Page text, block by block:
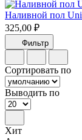
Наливной пол
325,00 ₽
Фильтр
Сортировать по
Выводить по
Хит